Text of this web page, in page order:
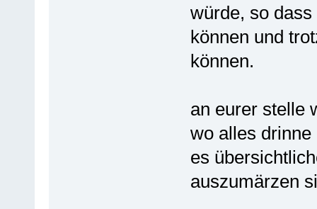
würde, so
können und
können.
an eurer stelle
wo alles
es
auszumärzen